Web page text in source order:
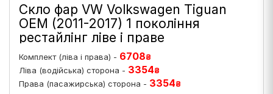
Скло фар VW Volkswagen Tiguan
OEM (2011-2017) 1 покоління
рестайлінг ліве і праве
Комплект (ліва і права) - 6708₴
Ліва (водійська) сторона - 3354₴
Права (пасажирська) сторона - 3354₴